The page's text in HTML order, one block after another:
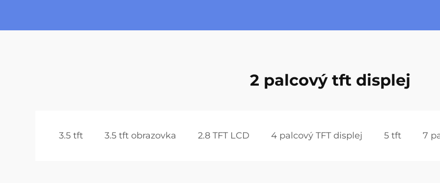
2 palcový tft displej
3.5 tft 3.5 tft obrazovka 2.8 TFT LCD 4 palcový TFT displej 5 tft 7